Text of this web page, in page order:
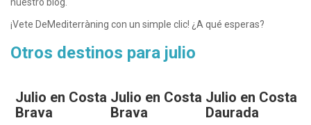
¡Vete DeMediterràning con un simple clic! ¿A qué esperas?
Otros destinos para julio
Julio en Costa
Brava
Julio en Costa
Brava
Julio en Costa
Daurada